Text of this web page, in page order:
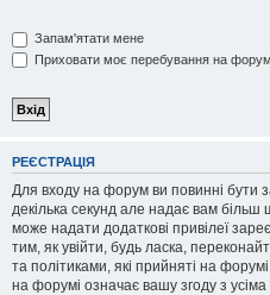
Запам'ятати мене
Приховати моє перебування на
РЕЄСТРАЦІЯ
Для входу на форум ви повинні бути
декілька секунд але надає вам більш
може надати додаткові привілеї
тим, як увійти, будь ласка,
та політиками, які прийняті на
на форумі означає вашу згоду з